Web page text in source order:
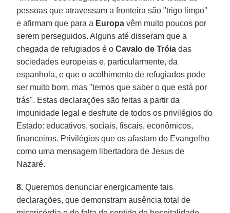
pessoas que atravessam a fronteira são "trigo limpo"
e afirmam que para a Europa vêm muito poucos por
serem perseguidos. Alguns até disseram que a
chegada de refugiados é oCavalo de Tróia das
sociedades europeias e, particularmente, da
espanhola, e que o acolhimento de refugiados pode
ser muito bom, mas "temos que saber o que está por
trás". Estas declarações são feitas a partir da
impunidade legal e desfrute de todos os privilégios do
Estado: educativos, sociais, fiscais, econômicos,
financeiros. Privilégios que os afastam do Evangelho
como uma mensagem libertadora de Jesus de
Nazaré.
8. Queremos denunciar energicamente tais
declarações, que demonstram ausência total de